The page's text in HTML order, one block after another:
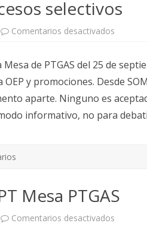
MUJERES DE LA INTERSINDICAL
selectivos
Comentarios desactivados
PTGAS
trata
(que
no
negocia)
los
temarios
de
de PTGAS del 25 de
y promociones. Desde
aparte. Ninguno es
informativo, no para
Mesa PTGAS
Comentarios desactivados